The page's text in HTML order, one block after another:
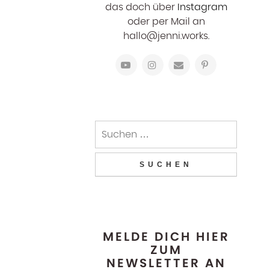
das doch über Instagram
oder per Mail an
hallo@jenni.works.
MELDE DICH HIER
ZUM
NEWSLETTER AN